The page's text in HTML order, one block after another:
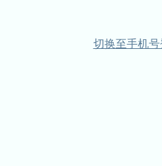
切换至手机号